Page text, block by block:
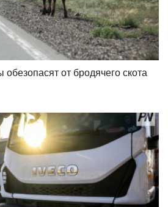
обезопасят от бродячего скота